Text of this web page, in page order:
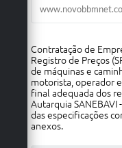
Contratação de
Registro de Preços
de máquinas e
motorista, operador
final adequada dos
Autarquia
das especificações
anexos.